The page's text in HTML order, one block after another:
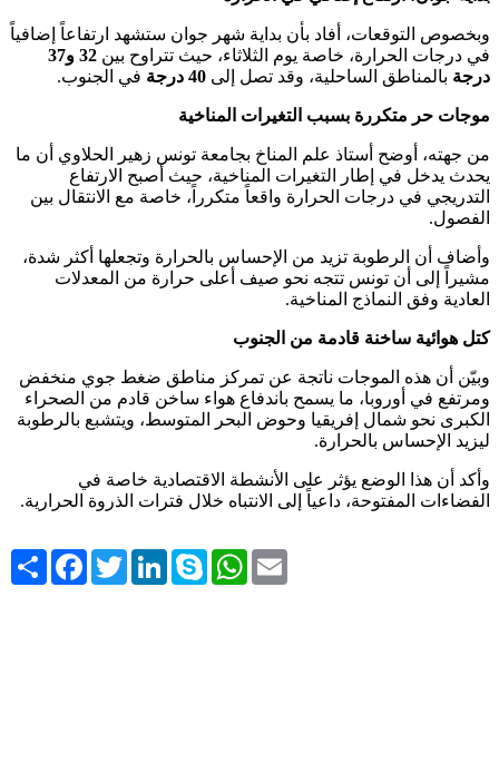
وبخصوص التوقعات، أفاد بأن بداية شهر جوان ستشهد ارتفاعاً إضافياً
في درجات الحرارة، خاصة يوم الثلاثاء، حيث تتراوح بين
32 و37
درجة بالمناطق الساحلية، وقد تصل إلى 40 درجة في الجنوب.
موجات حر متكررة بسبب التغيرات المناخية
من جهته، أوضح أستاذ علم المناخ بجامعة تونس زهير الحلاوي أن ما
يحدث يدخل في إطار التغيرات المناخية، حيث أصبح الارتفاع
التدريجي في درجات الحرارة واقعاً متكرراً، خاصة مع الانتقال بين
الفصول.
وأضاف أن الرطوبة تزيد من الإحساس بالحرارة وتجعلها أكثر شدة،
مشيراً إلى أن تونس تتجه نحو صيف أعلى حرارة من المعدلات
العادية وفق النماذج المناخية.
كتل هوائية ساخنة قادمة من الجنوب
وبيّن أن هذه الموجات ناتجة عن تمركز مناطق ضغط جوي منخفض
ومرتفع في أوروبا، ما يسمح باندفاع هواء ساخن قادم من الصحراء
الكبرى نحو شمال إفريقيا وحوض البحر المتوسط، ويتشبع بالرطوبة
ليزيد الإحساس بالحرارة.
وأكد أن هذا الوضع يؤثر على الأنشطة الاقتصادية خاصة في
الفضاءات المفتوحة، داعياً إلى الانتباه خلال فترات الذروة الحرارية.
Share FacebookTwitterLinkedInSkype WhatsApp